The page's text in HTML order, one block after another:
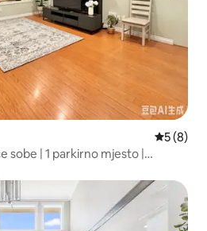
5 (8)
sobe | 1 parkirno mjesto |
s oznakom „Odabrali gosti”